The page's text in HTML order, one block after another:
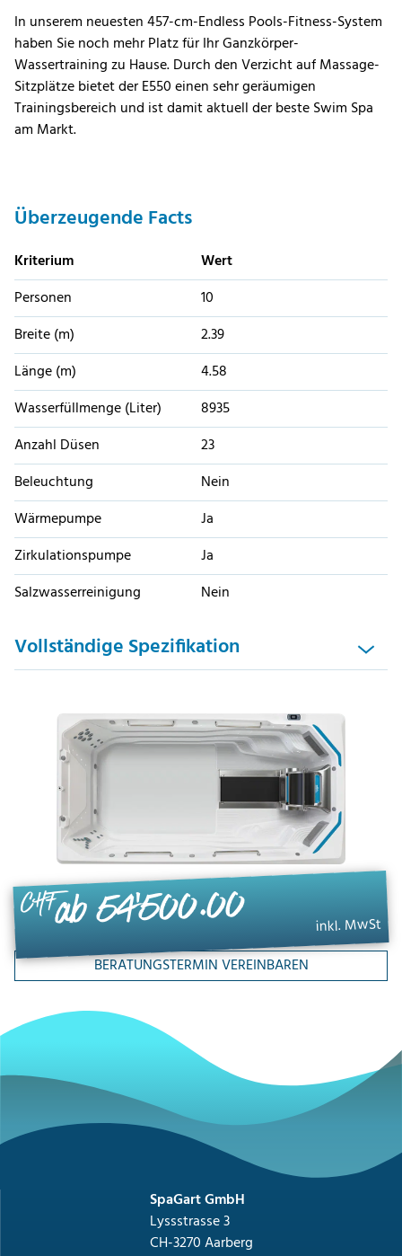
In unserem neuesten 457-cm-Endless Pools-Fitness-System
haben Sie noch mehr Platz für Ihr Ganzkörper-
Wassertraining zu Hause. Durch den Verzicht auf Massage-
Sitzplätze bietet der E550 einen sehr geräumigen
Trainingsbereich und ist damit aktuell der beste Swim Spa
am Markt.
Überzeugende Facts
Kriterium
Wert
Personen
10
Breite (m)
2.39
Länge (m)
4.58
Wasserfüllmenge (Liter)
8935
Anzahl Düsen
23
Beleuchtung
Nein
Wärmepumpe
Ja
Zirkulationspumpe
Ja
Salzwasserreinigung
Nein
Vollständige Spezifikation
CHFab 54'500.00 inkl. MwSt
BERATUNGSTERMIN VEREINBAREN
SpaGart GmbH
Lyssstrasse 3
CH-3270 Aarberg